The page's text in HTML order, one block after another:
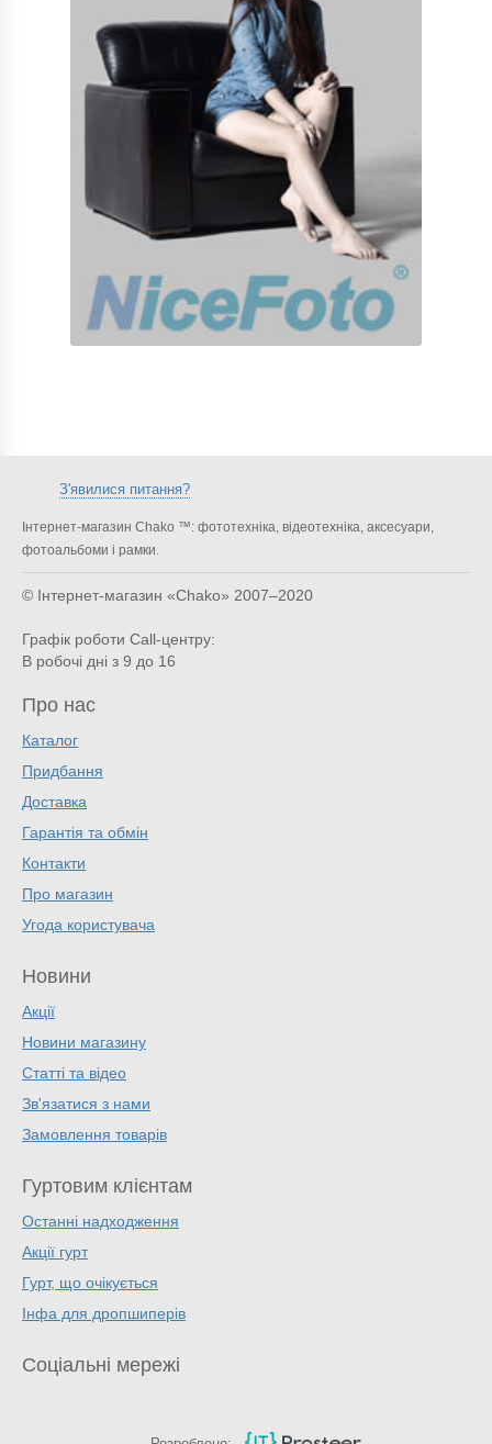
З'явилися питання?
Інтернет-магазин Chako ™: фототехніка, відеотехніка, аксесуари,
фотоальбоми і рамки.
© Інтернет-магазин «Chako» 2007–2020
Графік роботи Call-центру:
В робочі дні з 9 до 16
Про нас
Каталог
Придбання
Доставка
Гарантія та обмін
Контакти
Про магазин
Угода користувача
Новини
Акції
Новини магазину
Статті та відео
Зв'язатися з нами
Замовлення товарів
Гуртовим клієнтам
Останні надходження
Акції гурт
Гурт, що очікується
Інфа для дропшиперів
Соціальні мережі